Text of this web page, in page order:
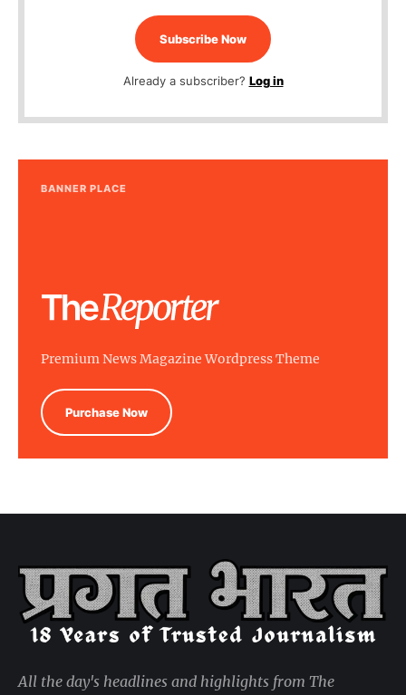
Subscribe Now
Already a subscriber? Log in
BANNER PLACE
Premium News Magazine Wordpress Theme
Purchase Now
All the day's headlines and highlights from The